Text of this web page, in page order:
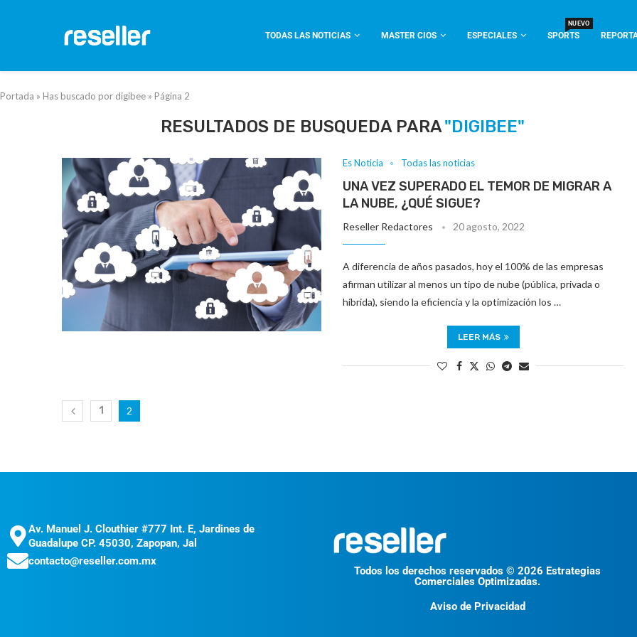
TODAS LAS NOTICIAS MASTER CIOS ESPECIALES SPORTS
NUEVO
Portada » Has buscado por digibee » Página 2
RESULTADOS DE BUSQUEDA PARA"DIGIBEE"
Es Noticia Todas las noticias
UNA VEZ SUPERADO EL TEMOR DE MIGRAR A
LA NUBE, ¿QUÉ SIGUE?
Reseller Redactores 20 agosto, 2022
A diferencia de años pasados, hoy el 100% de las empresas
afirman utilizar al menos un tipo de nube (pública, privada o
híbrida), siendo la eficiencia y la optimización los …
LEER MÁS
1 2
Av. Manuel J. Clouthier #777 Int. E, Jardines de
Guadalupe CP. 45030, Zapopan, Jal
contacto@reseller.com.mx
Todos los derechos reservados © 2026 Estrategias
Comerciales Optimizadas.
Aviso de Privacidad